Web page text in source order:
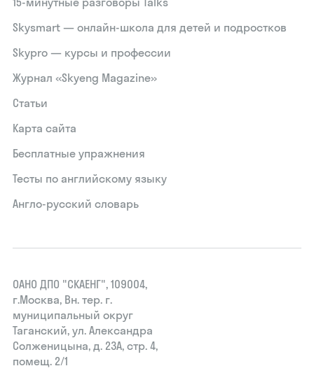
Skysmart — онлайн-школа для детей и подростков
Skypro — курсы и профессии
Журнал «Skyeng Magazine»
Статьи
Карта сайта
Бесплатные упражнения
Тесты по английскому языку
Англо-русский словарь
ОАНО ДПО "СКАЕНГ", 109004,
г.Москва, Вн. тер. г.
муниципальный округ
Таганский, ул. Александра
Солженицына, д. 23А, стр. 4,
помещ. 2/1